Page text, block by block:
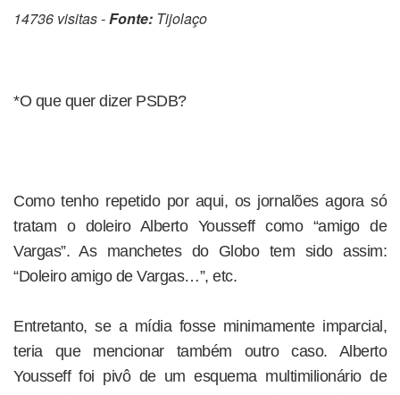
14736 visitas -Fonte: Tijolaço
*O que quer dizer PSDB?
Como tenho repetido por aqui, os jornalões agora só
tratam o doleiro Alberto Yousseff como “amigo de
Vargas”. As manchetes do Globo tem sido assim:
“Doleiro amigo de Vargas…”, etc.
Entretanto, se a mídia fosse minimamente imparcial,
teria que mencionar também outro caso. Alberto
Yousseff foi pivô de um esquema multimilionário de